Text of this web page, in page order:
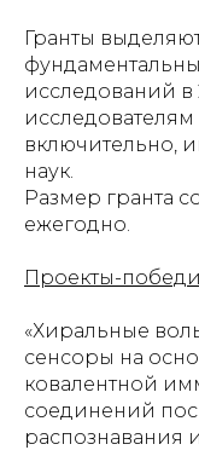
Гранты
исследований в
исследователям
включительно,
наук.
Размер гранта
ежегодно.
Проекты-
«Хиральные
сенсоры на
ковалентной
соединений
распознавания